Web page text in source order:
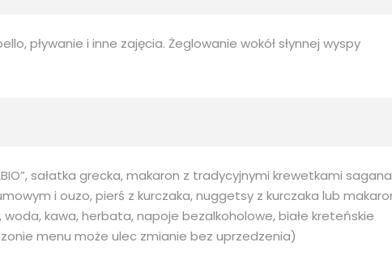
pływanie i inne zajęcia. Żeglowanie wokół słynnej wyspy
sałatka grecka, makaron z tradycyjnymi krewetkami
i ouzo, pierś z kurczaka, nuggetsy z kurczaka lub
kawa, herbata, napoje bezalkoholowe, białe kreteńskie
menu może ulec zmianie bez uprzedzenia)